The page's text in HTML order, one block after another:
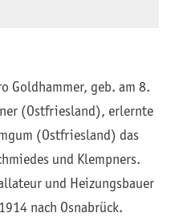
Goldhammer, geb. am 8.
(Ostfriesland), erlernte
(Ostfriesland) das
und Klempners.
und Heizungsbauer
nach Osnabrück.